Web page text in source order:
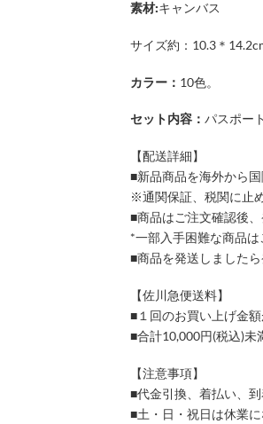
素材:キャンバス
サイズ約：10.3＊
カラー： 10色。
セット内容： パスポー
【配送詳細】
■新品商品を海外から
※通関保証、税関に止
■商品はご注文確認後
*一部入手困難な商品
■商品を発送しました
【佐川急便送料】
■１回のお買い上げ金
■合計10,000円(税込)未
【注意事項】
■代金引換、着払い、
■土・日・祝日は休業